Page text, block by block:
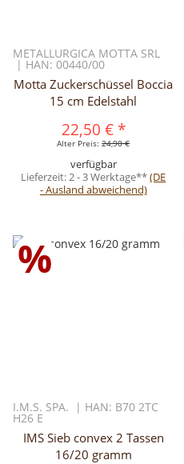
METALLURGICA MOTTA SRL
| HAN: 00440/00
Motta Zuckerschüssel Boccia
15 cm Edelstahl
22,50 € *
Alter Preis:24,90 €
verfügbar
Lieferzeit:2 - 3 Werktage**(DE
- Ausland abweichend)
%
I.M.S. SPA. | HAN: B70 2TC
H26 E
IMS Sieb convex 2 Tassen
16/20 gramm